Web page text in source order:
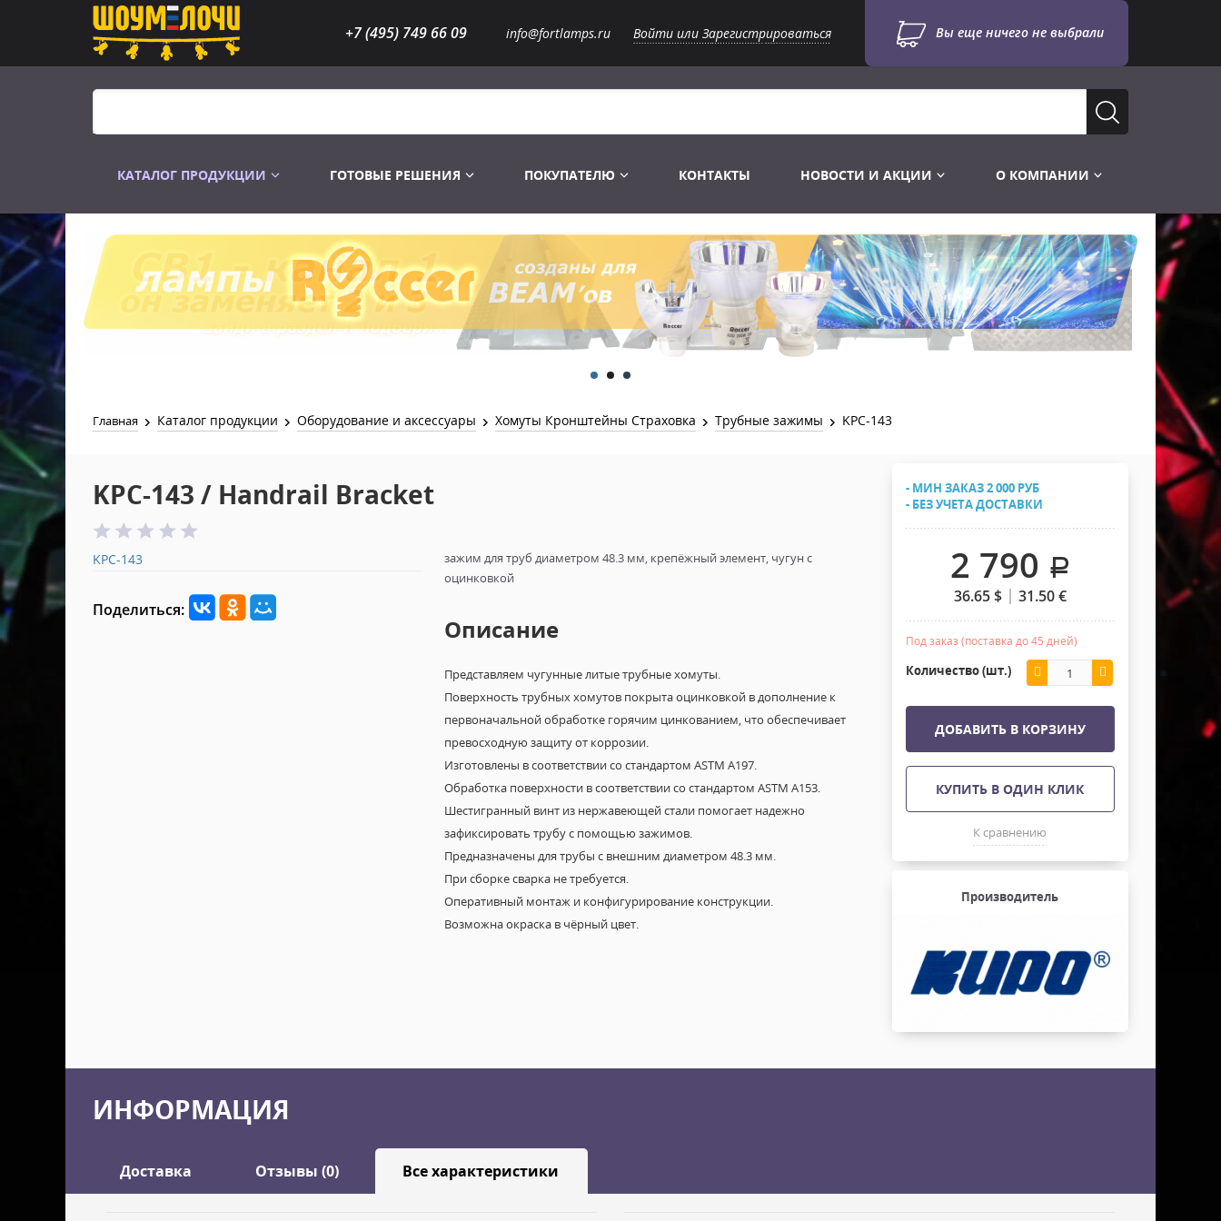
+7 (495) 749 66 09 info@fortlamps.ru Войти или Зарегистрироваться Вы еще ничего не выбрали
КАТАЛОГ ПРОДУКЦИИ
Распродажа
Лампы Винтаж Ретро Декор
Лампы галогенные 6-120 V
Лампы студийные 110-240 V
Лампы-фары PAR
Лампы для бассейна
Лампы газоразрядные
Лампы UV TUV HNS
Лампы видеопроекторные
Пускорегулирующая аппаратура
Распродажа
Перчатки
Сумки и подсумки
Ремни и страховка
Инструменты
Готовые комплекты
Конструктор МИКРОСЦЕНА
Распродажа
Световое оборудование
Аксессуары для света
Лебёдки и Аксессуары
Фермы Штативы Стойки
Хомуты Кронштейны Страховка
Защитные чехлы и Кейсы
Распродажа
2х канальные модули
6и канальные модули
Лежачий полицейский ИДН
ГОТОВЫЕ РЕШЕНИЯ ПОКУПАТЕЛЮ КОНТАКТЫ НОВОСТИ И АКЦИИ О КОМПАНИИ
Главная Каталог продукции Оборудование и аксессуары Хомуты Кронштейны Страховка Трубные зажимы KPC-143
KPC-143 / Handrail Bracket
KPC-143
Поделиться:
зажим для труб диаметром 48.3 мм, крепёжный элемент, чугун с
оцинковкой
Описание
Представляем чугунные литые трубные хомуты.
Поверхность трубных хомутов покрыта оцинковкой в дополнение к
первоначальной обработке горячим цинкованием, что обеспечивает
превосходную защиту от коррозии.
Изготовлены в соответствии со стандартом ASTM A197.
Обработка поверхности в соответствии со стандартом ASTM A153.
Шестигранный винт из нержавеющей стали помогает надежно
зафиксировать трубу с помощью зажимов.
Предназначены для трубы с внешним диаметром 48.3 мм.
При сборке сварка не требуется.
Оперативный монтаж и конфигурирование конструкции.
Возможна окраска в чёрный цвет.
- МИН ЗАКАЗ 2 000 РУБ
- БЕЗ УЧЕТА ДОСТАВКИ
2 790 .
36.65$ 31.50€
Под заказ (поставка до 45 дней)
Количество (шт.)
ДОБАВИТЬ В КОРЗИНУ
КУПИТЬ В ОДИН КЛИК
К сравнению
Производитель
ИНФОРМАЦИЯ
Доставка Отзывы (0) Все характеристики